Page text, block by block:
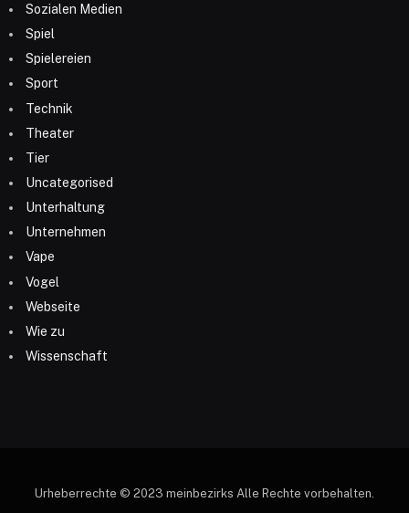
Sozialen Medien
Spiel
Spielereien
Sport
Technik
Theater
Tier
Uncategorised
Unterhaltung
Unternehmen
Vape
Vogel
Webseite
Wie zu
Wissenschaft
Urheberrechte © 2023 meinbezirks Alle Rechte vorbehalten.